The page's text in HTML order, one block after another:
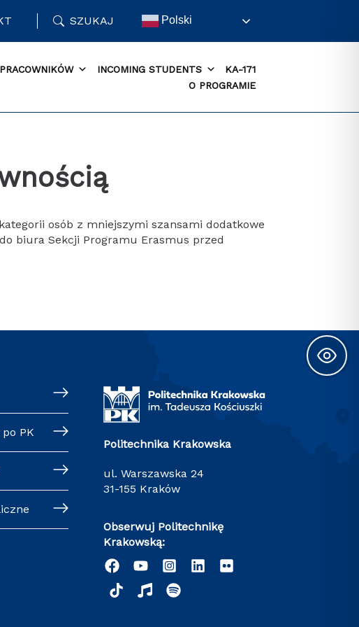
SZUKAJ Polski
INCOMING STUDENTS
KA-171
O PROGRAMIE
osób z mniejszymi szansami dodatkowe
biura Sekcji Programu Erasmus przed
PK
Politechnika Krakowska
ul. Warszawska 24
31-155 Kraków
Obserwuj Politechnikę
Krakowską: